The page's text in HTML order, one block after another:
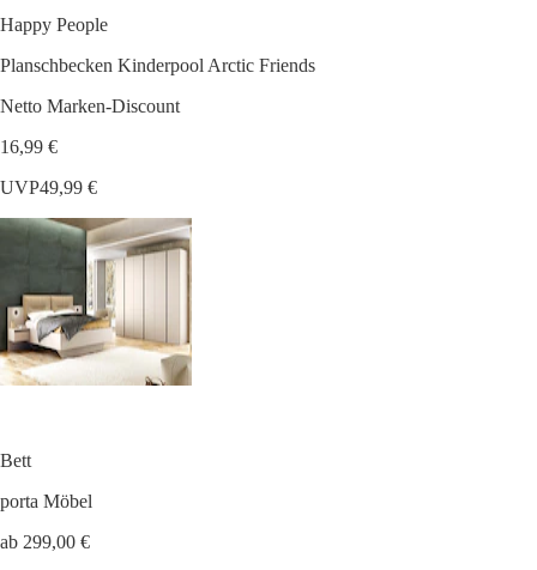
Happy People
Planschbecken Kinderpool Arctic Friends
Netto Marken-Discount
16,99 €
UVP49,99 €
Bett
porta Möbel
ab 299,00 €